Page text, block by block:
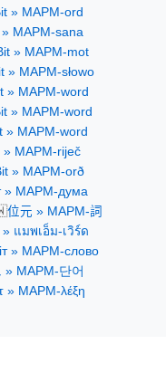
» MAPM-ord
MAPM-sana
» MAPM-mot
» MAPM-słowo
» MAPM-word
» MAPM-word
» MAPM-word
» MAPM-riječ
» MAPM-orð
» MAPM-дума
位元 » MAPM-詞
แมพเอ็ม-เวิร์ด
» MAPM-слово
» MAPM-단어
» MAPM-λέξη